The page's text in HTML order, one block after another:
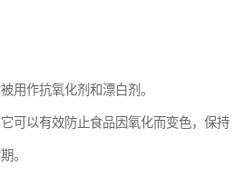
用作抗氧化剂和漂白剂。
可以有效防止食品因氧化而变色，保持
。